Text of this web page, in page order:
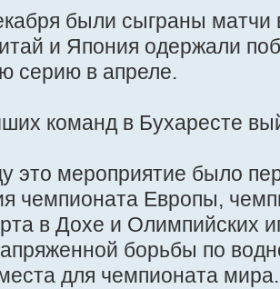
были сыграны матчи
и Япония одержали
серию в апреле.
команд в Бухаресте
это мероприятие было
чемпионата Европы,
в Дохе и Олимпийских
борьбы по
для чемпионата мира.